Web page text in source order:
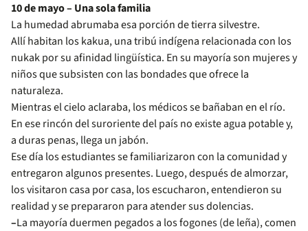
10 de mayo – Una sola familia
La humedad abrumaba esa porción de tierra silvestre.
Allí habitan los kakua, una tribú indígena relacionada con los
nukak por su afinidad lingüística. En su mayoría son mujeres y
niños que subsisten con las bondades que ofrece la
naturaleza.
Mientras el cielo aclaraba, los médicos se bañaban en el río.
En ese rincón del suroriente del país no existe agua potable y,
a duras penas, llega un jabón.
Ese día los estudiantes se familiarizaron con la comunidad y
entregaron algunos presentes. Luego, después de almorzar,
los visitaron casa por casa, los escucharon, entendieron su
realidad y se prepararon para atender sus dolencias.
–La mayoría duermen pegados a los fogones (de leña), comen